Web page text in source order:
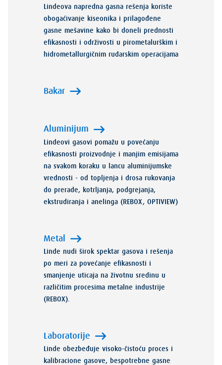
Lindeova napredna gasna rešenja koriste
obogaćivanje kiseonika i prilagođene
gasne mešavine kako bi doneli prednosti
efikasnosti i održivosti u pirometalurškim i
hidrometallurgičnim rudarskim operacijama
Bakar
Aluminijum
Lindeovi gasovi pomažu u povećanju
efikasnosti proizvodnje i manjim emisijama
na svakom koraku u lancu aluminijumske
vrednosti - od topljenja i drosa rukovanja
do prerade, kotrljanja, podgrejanja,
ekstrudiranja i anelinga (REBOX, OPTIVIEW)
Metal
Linde nudi širok spektar gasova i rešenja
po meri za povećanje efikasnosti i
smanjenje uticaja na životnu sredinu u
različitim procesima metalne industrije
(REBOX).
Laboratorije
Linde obezbeđuje visoko-čistoću proces i
kalibracione gasove, bespotrebne gasne